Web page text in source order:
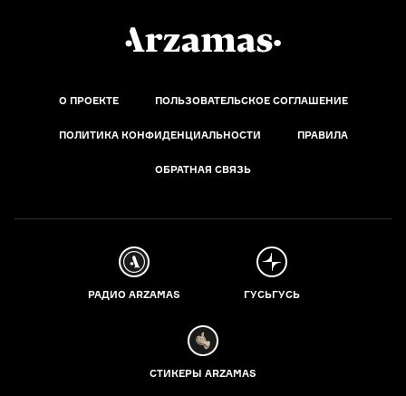
О ПРОЕКТЕ ПОЛЬЗОВАТЕЛЬСКОЕ СОГЛАШЕНИЕ
ПОЛИТИКА КОНФИДЕНЦИАЛЬНОСТИ ПРАВИЛА
ОБРАТНАЯ СВЯЗЬ
РАДИО ARZAMAS ГУСЬГУСЬ
СТИКЕРЫ ARZAMAS